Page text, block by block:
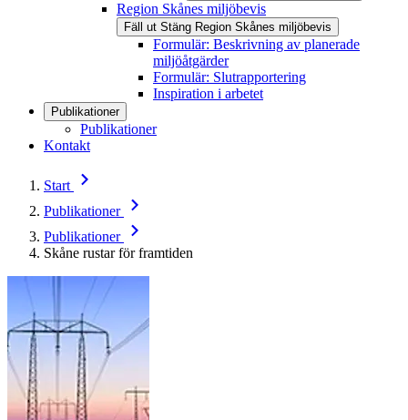
Region Skånes miljöbevis
Fäll ut Stäng Region Skånes miljöbevis
Formulär: Beskrivning av planerade
miljöåtgärder
Formulär: Slutrapportering
Inspiration i arbetet
Publikationer
Publikationer
Kontakt
Start
Publikationer
Publikationer
Skåne rustar för framtiden